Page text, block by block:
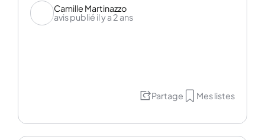
Camille Martinazzo
avis publié il y a 2 ans
Partage Mes listes